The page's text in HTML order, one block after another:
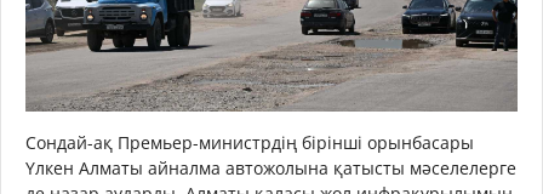
Сондай-ақ Премьер-министрдің бірінші орынбасары
Үлкен Алматы айналма автожолына қатысты мәселелерге